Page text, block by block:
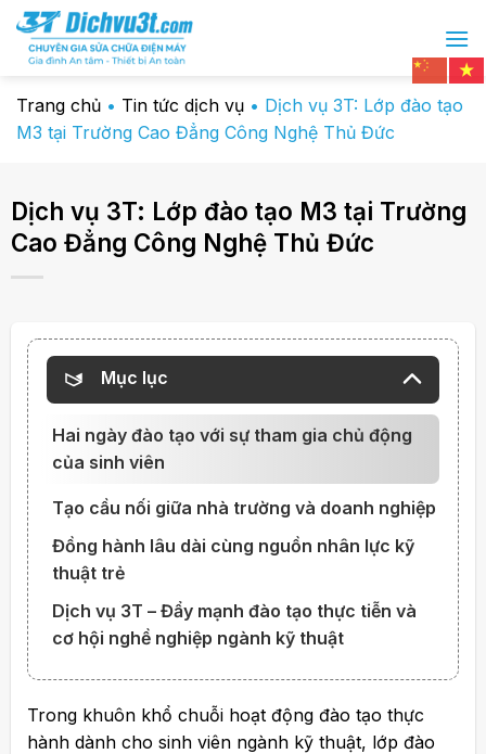
Chuyển
đến
dung
Trang chủ • Tin tức dịch vụ • Dịch vụ 3T: Lớp đào tạo
M3 tại Trường Cao Đẳng Công Nghệ Thủ Đức
Dịch vụ 3T: Lớp đào tạo M3 tại Trường
Cao Đẳng Công Nghệ Thủ Đức
Mục lục
Hai ngày đào tạo với sự tham gia chủ động
của sinh viên
Tạo cầu nối giữa nhà trường và doanh nghiệp
Đồng hành lâu dài cùng nguồn nhân lực kỹ
thuật trẻ
Dịch vụ 3T – Đẩy mạnh đào tạo thực tiễn và
cơ hội nghề nghiệp ngành kỹ thuật
Trong khuôn khổ chuỗi hoạt động đào tạo thực
hành dành cho sinh viên ngành kỹ thuật, lớp đào